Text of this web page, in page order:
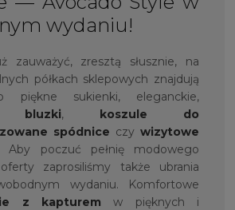
wydaniu!
zauważyć, zresztą słusznie, na
półkach sklepowych znajdują
sukienki, eleganckie,
bluzki, koszule do
spódnice czywizytowe
Aby poczuć pełnię modowego
zaprosiliśmy także ubrania
wydaniu. Komfortowe
z kapturem w pięknych i